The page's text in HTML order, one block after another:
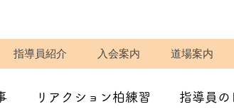
指導員紹介 入会案内 道場案内
リアクション柏練習 指導員の